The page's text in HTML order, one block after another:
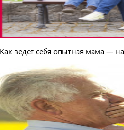
Как ведет себя опытная мама —